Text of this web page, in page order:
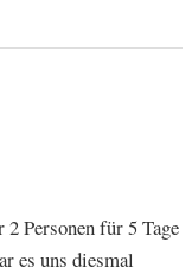
Personen für 5 Tage
es uns diesmal